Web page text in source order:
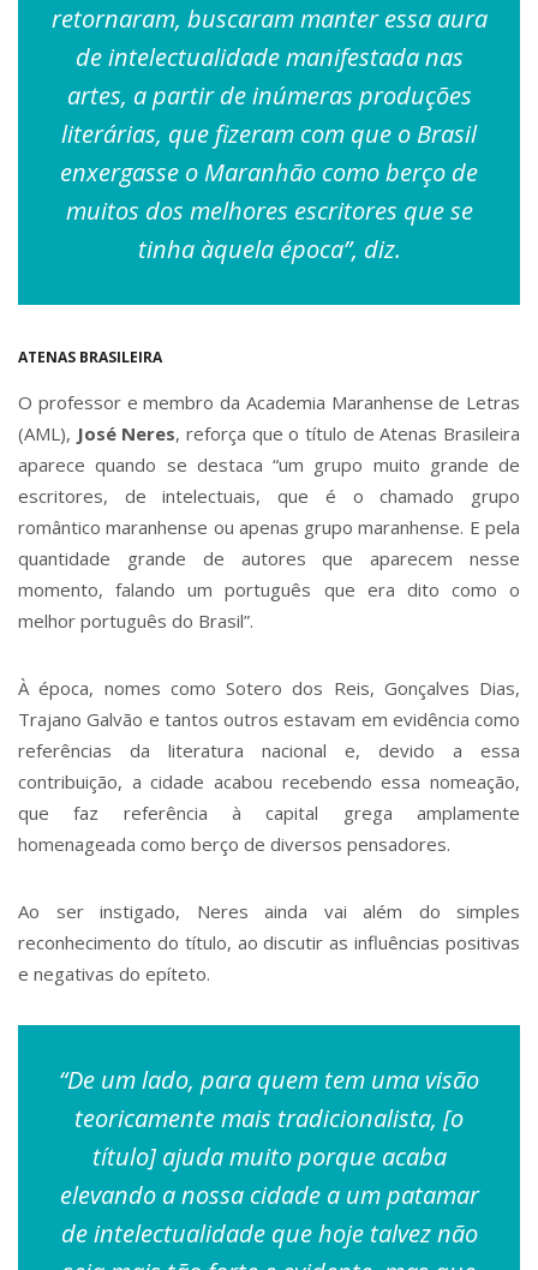
retornaram, buscaram manter essa aura
de intelectualidade manifestada nas
artes, a partir de inúmeras produções
literárias, que fizeram com que o Brasil
enxergasse o Maranhão como berço de
muitos dos melhores escritores que se
tinha àquela época”, diz.
ATENAS BRASILEIRA
O professor e membro da Academia Maranhense de Letras
(AML), José Neres, reforça que o título de Atenas Brasileira
aparece quando se destaca “um grupo muito grande de
escritores, de intelectuais, que é o chamado grupo
romântico maranhense ou apenas grupo maranhense. E pela
quantidade grande de autores que aparecem nesse
momento, falando um português que era dito como o
melhor português do Brasil”.
À época, nomes como Sotero dos Reis, Gonçalves Dias,
Trajano Galvão e tantos outros estavam em evidência como
referências da literatura nacional e, devido a essa
contribuição, a cidade acabou recebendo essa nomeação,
que faz referência à capital grega amplamente
homenageada como berço de diversos pensadores.
Ao ser instigado, Neres ainda vai além do simples
reconhecimento do título, ao discutir as influências positivas
e negativas do epíteto.
“De um lado, para quem tem uma visão
teoricamente mais tradicionalista, [o
título] ajuda muito porque acaba
elevando a nossa cidade a um patamar
de intelectualidade que hoje talvez não